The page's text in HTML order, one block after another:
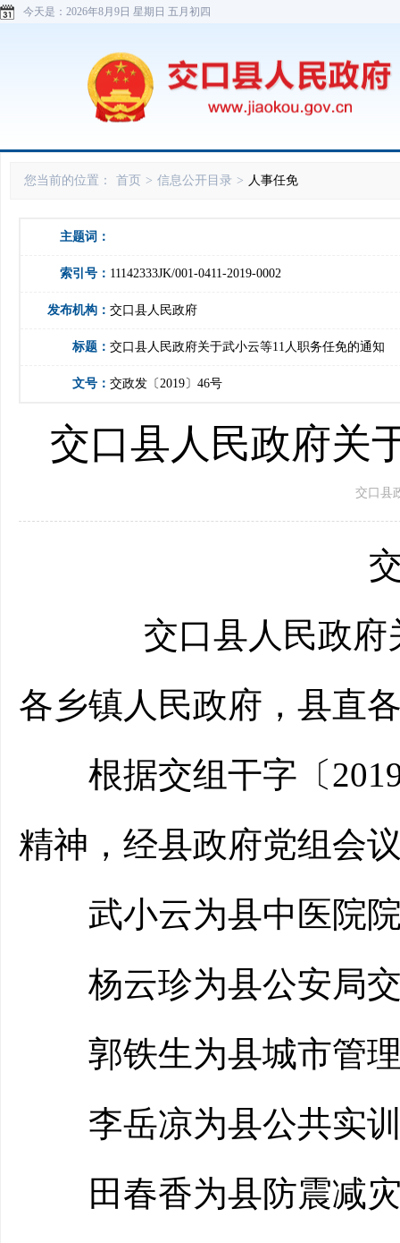
今天是： 2026年8月9日 星期日 五月初四
您当前的位置： 首页 > 信息公开目录 > 人事任免
主题词：
索引号： 11142333JK/001-0411-2019-0002
发布机构： 交口县人民政府
标题： 交口县人民政府关于武小云等11人职务任免的通知
文号： 交政发〔2019〕46号
交口县人民政府关
交口县
交
交口县人民政府
各乡镇人民政府，县直
根据交组干字〔2019
精神，经县政府党组会
武小云为县中医院
杨云珍为县公安局交
郭铁生为县城市管理
李岳凉为县公共实训
田春香为县防震减灾